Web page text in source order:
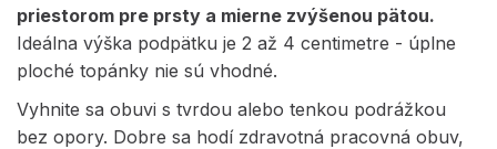
priestorom pre prsty a mierne zvýšenou pätou.
Ideálna výška podpätku je 2 až 4 centimetre - úplne
ploché topánky nie sú vhodné.
Vyhnite sa obuvi s tvrdou alebo tenkou podrážkou
bez opory. Dobre sa hodí zdravotná pracovná obuv,